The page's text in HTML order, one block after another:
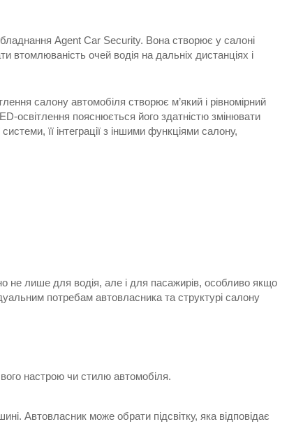
Agent Car Security. Вона створює у салоні
очей водія на дальніх дистанціях і
салону автомобіля створює м’який і рівномірний
освітлення пояснюється його здатністю змінювати
її інтеграції з іншими функціями салону,
не лише для водія, але і для пасажирів, особливо якщо
потребам автовласника та структурі салону
настрою чи стилю автомобіля.
Автовласник може обрати підсвітку, яка відповідає